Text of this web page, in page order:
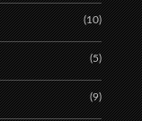
(10)
(5)
(9)